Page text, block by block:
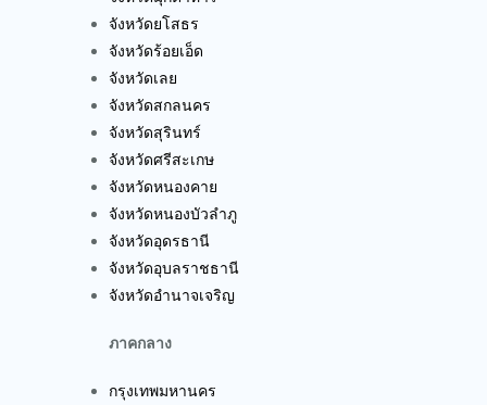
จังหวัดยโสธร
จังหวัดร้อยเอ็ด
จังหวัดเลย
จังหวัดสกลนคร
จังหวัดสุรินทร์
จังหวัดศรีสะเกษ
จังหวัดหนองคาย
จังหวัดหนองบัวลำภู
จังหวัดอุดรธานี
จังหวัดอุบลราชธานี
จังหวัดอำนาจเจริญ
ภาคกลาง
กรุงเทพมหานคร